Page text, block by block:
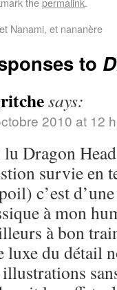
Nanami, et nananère
to
says:
2010 at 12
lu Dragon
survie en
c’est
à mon
à bon
luxe du détail
illustrations